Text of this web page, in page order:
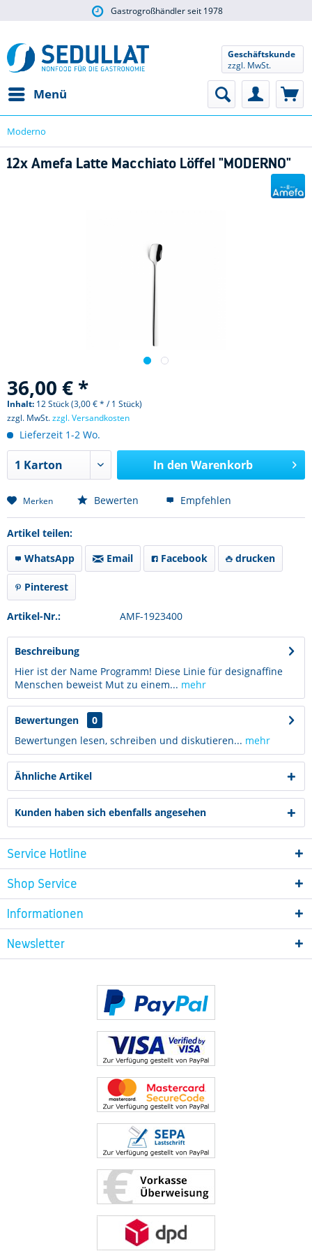
Gastrogroßhändler seit 1978
Menü
Geschäftskunde
zzgl. MwSt.
Moderno
12x Amefa Latte Macchiato Löffel "MODERNO"
36,00 € *
Inhalt: 12 Stück (3,00 € * / 1 Stück)
zzgl. MwSt.zzgl. Versandkosten
Lieferzeit 1-2 Wo.
In den Warenkorb
Merken Bewerten Empfehlen
Artikel teilen:
WhatsApp
Email Facebook drucken
Pinterest
Artikel-Nr.: AMF-1923400
Beschreibung
Hier ist der Name Programm! Diese Linie für designaffine
Menschen beweist Mut zu einem... mehr
Bewertungen
0
Bewertungen lesen, schreiben und diskutieren... mehr
Ähnliche Artikel
Kunden haben sich ebenfalls angesehen
Service Hotline
Shop Service
Informationen
Newsletter